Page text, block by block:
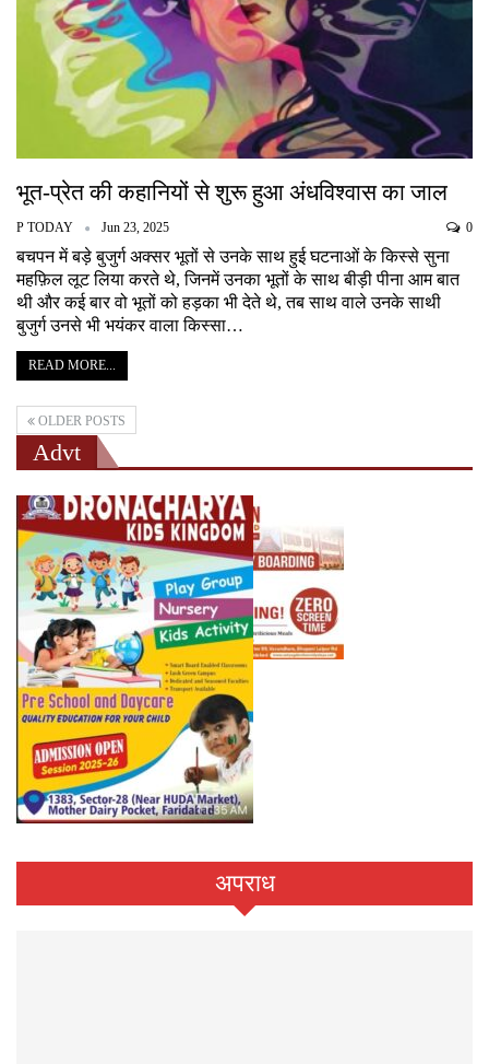
भूत-प्रेत की कहानियों से शुरू हुआ अंधविश्वास का जाल
P TODAY Jun 23, 2025 0
बचपन में बड़े बुजुर्ग अक्सर भूतों से उनके साथ हुई घटनाओं के किस्से सुना
महफ़िल लूट लिया करते थे, जिनमें उनका भूतों के साथ बीड़ी पीना आम बात
थी और कई बार वो भूतों को हड़का भी देते थे, तब साथ वाले उनके साथी
बुजुर्ग उनसे भी भयंकर वाला किस्सा…
READ MORE...
OLDER POSTS
Advt
अपराध